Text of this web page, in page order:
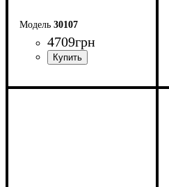
30107
4709грн
Ширина: 172,5 см